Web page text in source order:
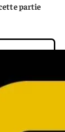
partie